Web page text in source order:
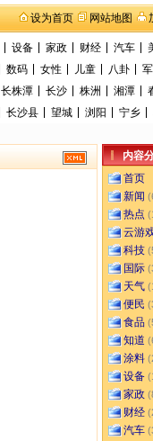
设为首页 网站地图
设备 家政 财经 汽车
数码 女性 儿童 八卦
长株潭 长沙 株洲 湘潭
长沙县 望城 浏阳 宁乡
内容
首页
新闻
热点
云游
科技
国际
天气
便民
食品
知道
涂料
设备
家政
财经
汽车